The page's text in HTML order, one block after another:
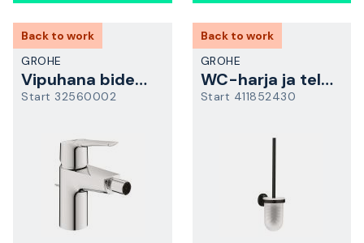
Back to work
GROHE
Vipuhana bideeseen
Start 32560002
Back to work
GROHE
WC-harja ja teline
Start 411852430